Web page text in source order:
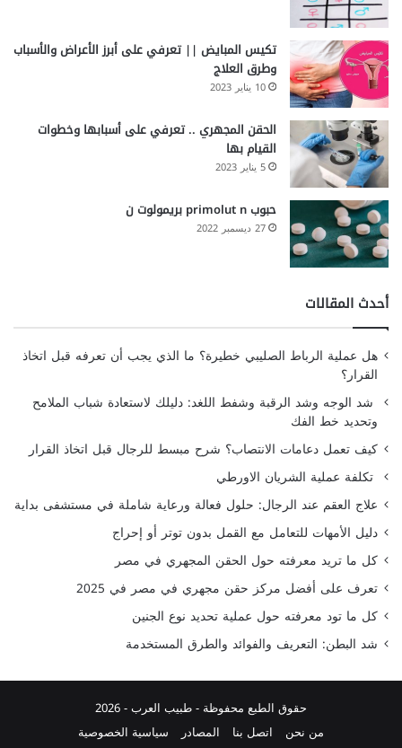
تكيس المبايض || تعرفي على أبرز الأعراض والأسباب
وطرق العلاج
10 يناير 2023
الحقن المجهري .. تعرفي على أسبابها وخطوات
القيام بها
5 يناير 2023
حبوب primolut n بريمولوت ن
27 ديسمبر 2022
أحدث المقالات
هل عملية الرباط الصليبي خطيرة؟ ما الذي يجب أن تعرفه قبل اتخاذ
القرار؟
شد الوجه وشد الرقبة وشفط اللغد: دليلك لاستعادة شباب الملامح
وتحديد خط الفك
كيف تعمل دعامات الانتصاب؟ شرح مبسط للرجال قبل اتخاذ القرار
تكلفة عملية الشريان الاورطي
علاج العقم عند الرجال: حلول فعالة ورعاية شاملة في مستشفى بداية
دليل الأمهات للتعامل مع القمل بدون توتر أو إحراج
كل ما تريد معرفته حول الحقن المجهري في مصر
تعرف على أفضل مركز حقن مجهري في مصر في 2025
كل ما تود معرفته حول عملية تحديد نوع الجنين
شد البطن: التعريف والفوائد والطرق المستخدمة
حقوق الطبع محفوظة -طبيب العرب- 2026
من نحن
اتصل بنا المصادر سياسية الخصوصية